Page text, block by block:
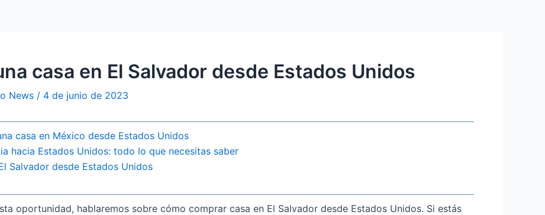
casa en El Salvador desde Estados Unidos
News / 4 de junio de 2023
casa en México desde Estados Unidos
hacia Estados Unidos: todo lo que necesitas saber
Salvador desde Estados Unidos
oportunidad, hablaremos sobre cómo comprar casa en El Salvador desde Estados Unidos. Si estás